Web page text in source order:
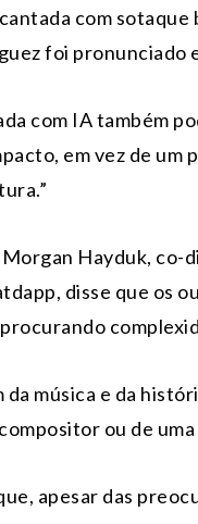
com sotaque
foi pronunciado
com IA também
em vez de um
Morgan Hayduk,
disse que os
da música e da
ou de
apesar das